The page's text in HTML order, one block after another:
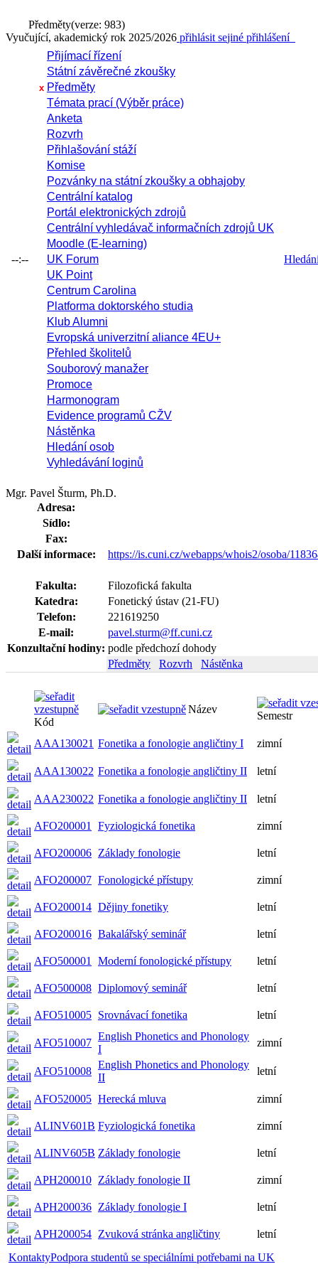
Předměty(verze: 983)
Vyučující, akademický rok 2025/2026 přihlásit sejiné přihlášení
--:--
Přijímací řízení
Státní závěrečné zkoušky
x Předměty
Témata prací (Výběr práce)
Anketa
Rozvrh
Přihlašování stáží
Komise
Pozvánky na státní zkoušky a obhajoby
Centrální katalog
Portál elektronických zdrojů
Centrální vyhledávač informačních zdrojů UK
Moodle (E-learning)
UK Forum
UK Point
Centrum Carolina
Platforma doktorského studia
Klub Alumni
Evropská univerzitní aliance 4EU+
Přehled školitelů
Souborový manažer
Promoce
Harmonogram
Evidence programů CŽV
Nástěnka
Hledání osob
Vyhledávání loginů
Mgr. Pavel Šturm, Ph.D.
Adresa:
Sídlo:
Fax:
Další informace:
https://is.cuni.cz/webapps/whois2/osoba/
Fakulta:
Filozofická fakulta
Katedra:
Fonetický ústav (21-FU)
Telefon:
221619250
E-mail:
pavel.sturm@ff.cuni.cz
Konzultační hodiny: podle předchozí dohody
Předměty
Rozvrh Nástěnka
Kód
Název
Semestr
AAA130021 Fonetika a fonologie angličtiny I zimní
AAA130022 Fonetika a fonologie angličtiny II letní
AAA230022 Fonetika a fonologie angličtiny II letní
AFO200001 Fyziologická fonetika zimní
AFO200006 Základy fonologie letní
AFO200007 Fonologické přístupy zimní
AFO200014 Dějiny fonetiky letní
AFO200016 Bakalářský seminář letní
AFO500001 Moderní fonologické přístupy letní
AFO500008 Diplomový seminář letní
AFO510005 Srovnávací fonetika letní
AFO510007
English Phonetics and Phonology
I
zimní
AFO510008
English Phonetics and Phonology
II
letní
AFO520005 Herecká mluva zimní
ALINV601B Fyziologická fonetika zimní
ALINV605B Základy fonologie letní
APH200010 Základy fonologie II zimní
APH200036 Základy fonologie I letní
APH200054 Zvuková stránka angličtiny
letní
KontaktyPodpora studentů se speciálními potřebami na UK